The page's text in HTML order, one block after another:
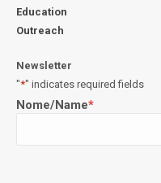
Education
Outreach
Newsletter
"*" indicates required fields
Nome/Name*